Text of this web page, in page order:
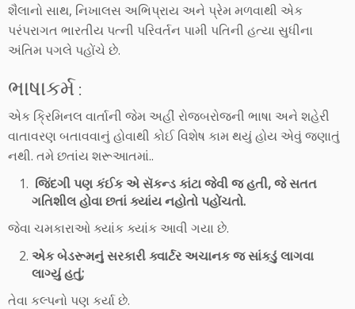
શૈલાનો સાથ, નિખાલસ અભિપ્રાય અને પ્રેમ મળવાથી એક
પરંપરાગત ભારતીય પત્ની પરિવર્તન પામી પતિની હત્યા સુધીના
અંતિમ પગલે પહોંચે છે.
ભાષાકર્મ :
એક ક્રિમિનલ વાર્તાની જેમ અહીં રોજબરોજની ભાષા અને શહેરી
વાતાવરણ બતાવવાનું હોવાથી કોઈ વિશેષ કામ થયું હોય એવું જણાતું
નથી. તમે છતાંય શરૂઆતમાં..
જિંદગી પણ કંઈક એ સૅકન્ડ કાંટા જેવી જ હતી, જે સતત
ગતિશીલ હોવા છતાં ક્યાંય નહોતો પહોંચતો.
જેવા ચમકારાઓ ક્યાંક ક્યાંક આવી ગયા છે.
એક બેડરૂમનું સરકારી ક્વાર્ટર અચાનક જ સાંકડું લાગવા
લાગ્યું હતું;
તેવા કલ્પનો પણ કર્યા છે.